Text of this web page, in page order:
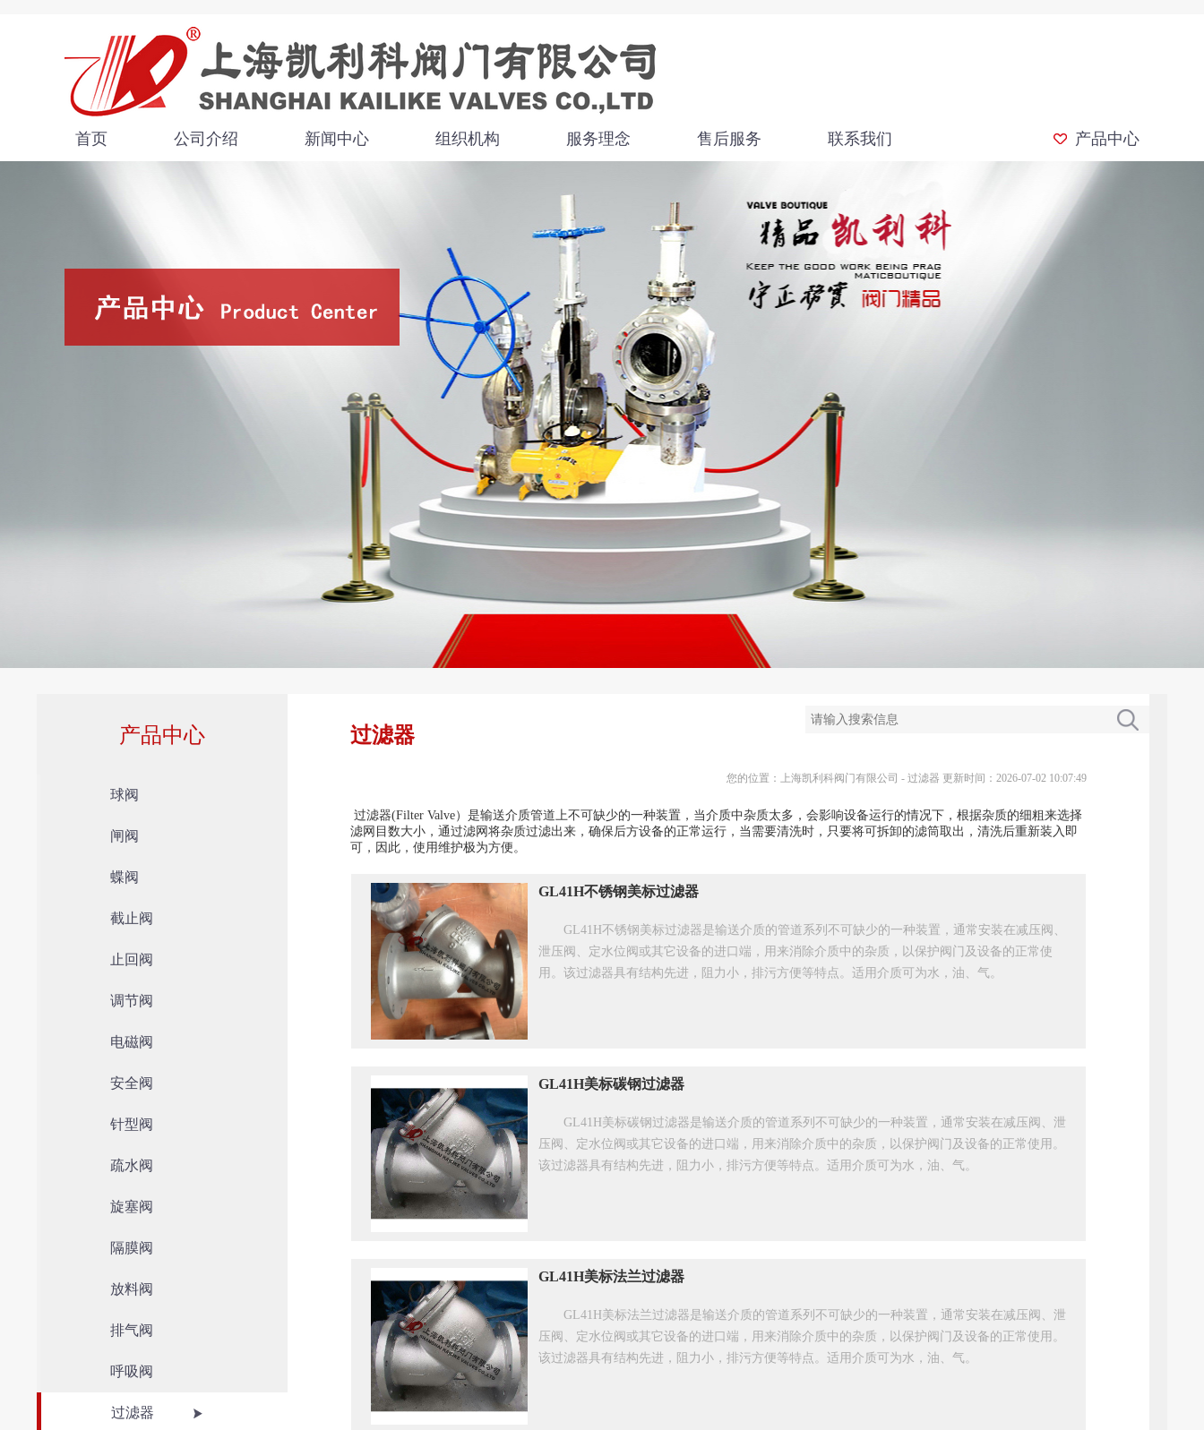
首页 公司介绍 新闻中心 组织机构 服务理念 售后服务 联系我们 产品中心
产品中心
球阀
闸阀
蝶阀
截止阀
止回阀
调节阀
电磁阀
安全阀
针型阀
疏水阀
旋塞阀
隔膜阀
放料阀
排气阀
呼吸阀
过滤器
过滤器
您的位置： 上海凯利科阀门有限公司 - 过滤器 更新时间：2026-07-02 10:07:49
过滤器(Filter Valve）是输送介质管道上不可缺少的一种装置，当介质中杂质太多，会影响设备运行的情况下，根据杂质的细粗来选择
滤网目数大小，通过滤网将杂质过滤出来，确保后方设备的正常运行，当需要清洗时，只要将可拆卸的滤筒取出，清洗后重新装入即
可，因此，使用维护极为方便。
GL41H不锈钢美标过滤器
GL41H不锈钢美标过滤器是输送介质的管道系列不可缺少的一种装置，通常安装在减压阀、
泄压阀、定水位阀或其它设备的进口端，用来消除介质中的杂质，以保护阀门及设备的正常使
用。该过滤器具有结构先进，阻力小，排污方便等特点。适用介质可为水，油、气。
GL41H美标碳钢过滤器
GL41H美标碳钢过滤器是输送介质的管道系列不可缺少的一种装置，通常安装在减压阀、泄
压阀、定水位阀或其它设备的进口端，用来消除介质中的杂质，以保护阀门及设备的正常使用。
该过滤器具有结构先进，阻力小，排污方便等特点。适用介质可为水，油、气。
GL41H美标法兰过滤器
GL41H美标法兰过滤器是输送介质的管道系列不可缺少的一种装置，通常安装在减压阀、泄
压阀、定水位阀或其它设备的进口端，用来消除介质中的杂质，以保护阀门及设备的正常使用。
该过滤器具有结构先进，阻力小，排污方便等特点。适用介质可为水，油、气。